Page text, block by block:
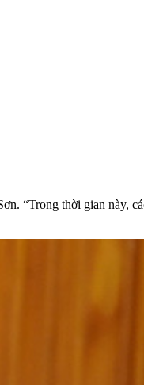
“Trong thời gian này,